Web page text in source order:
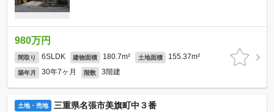
980万円
間取り 6SLDK 建物面積 180.7m² 土地面積 155.37m²
築年月 30年7ヶ月 階数 3階建
土地・売地 三重県名張市美旗町中３番